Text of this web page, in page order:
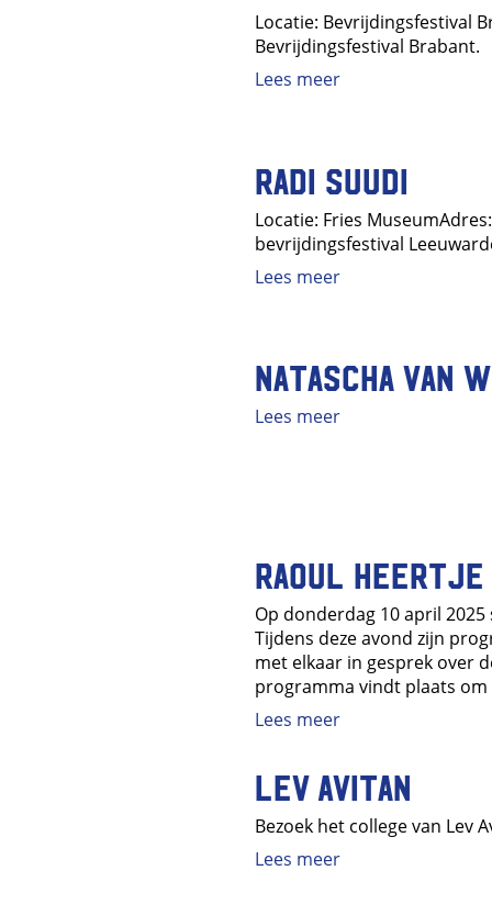
Locatie: Bevrijdingsfestival
Bevrijdingsfestival Brabant.
Lees meer
Radi Suudi
Locatie: Fries
bevrijdingsfestival
Lees meer
Natascha van
Lees meer
Raoul Heertje
Op donderdag 10 april
Tijdens deze avond zijn
met elkaar in gesprek over
programma vindt plaats om
Lees meer
Lev Avitan
Bezoek het college van Lev
Lees meer